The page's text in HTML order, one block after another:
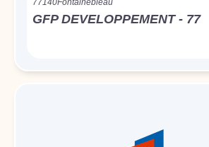
77140Fontainebleau
GFP DEVELOPPEMENT - 77